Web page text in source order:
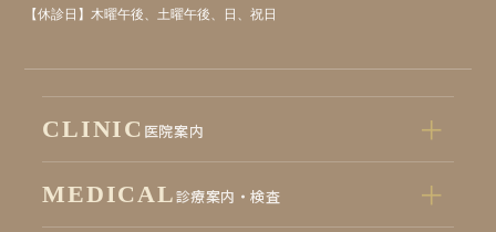
【休診日】木曜午後、土曜午後、日、祝日
CLINIC 医院案内
MEDICAL診療案内・検査